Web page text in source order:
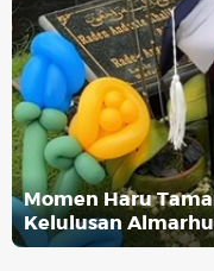
Momen Haru
Kelulusan